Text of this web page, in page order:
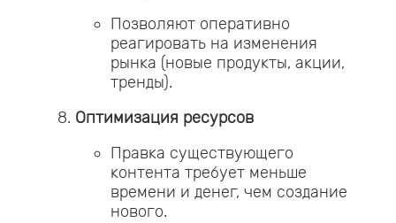
Позволяют оперативно
реагировать на изменения
рынка (новые продукты, акции,
тренды).
Оптимизация ресурсов
Правка существующего
контента требует меньше
времени и денег, чем создание
нового.